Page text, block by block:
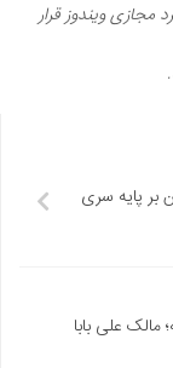
مجازی ویندوز قرار
پایه سری
علی بابا